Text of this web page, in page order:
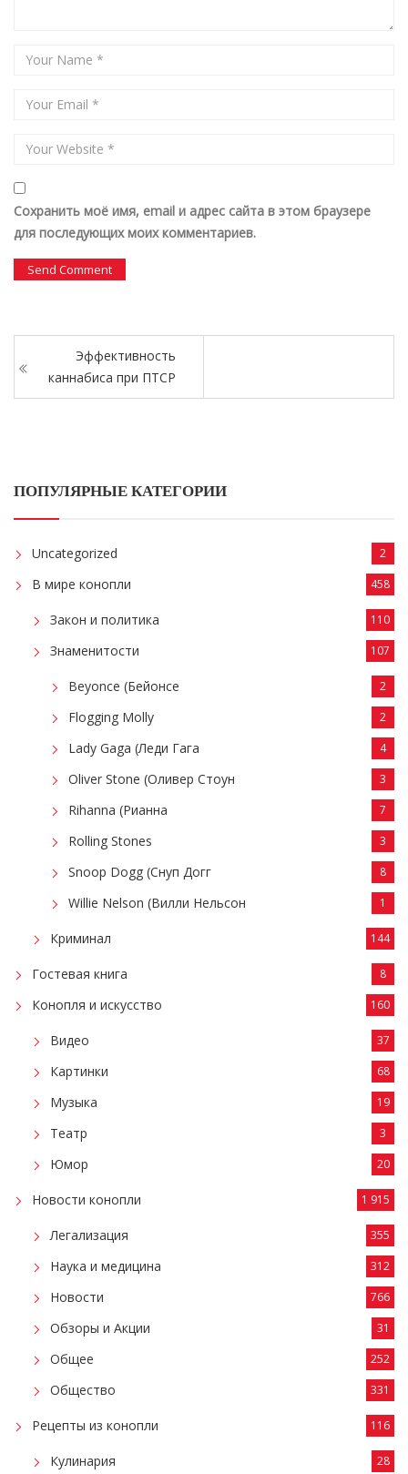
Сохранить моё имя, email и адрес сайта в этом браузере
для последующих моих комментариев.
Эффективность
каннабиса при ПТСР
ПОПУЛЯРНЫЕ КАТЕГОРИИ
Uncategorized 2
В мире конопли 458
Закон и политика 110
Знаменитости 107
Beyonce (Бейонсе 2
Flogging Molly 2
Lady Gaga (Леди Гага 4
Oliver Stone (Оливер Стоун 3
Rihanna (Рианна 7
Rolling Stones 3
Snoop Dogg (Снуп Догг 8
Willie Nelson (Вилли Нельсон 1
Криминал 144
Гостевая книга 8
Конопля и искусство 160
Видео 37
Картинки 68
Музыка 19
Театр 3
Юмор 20
Новости конопли 1 915
Легализация 355
Наука и медицина 312
Новости 766
Обзоры и Акции 31
Общее 252
Общество 331
Рецепты из конопли 116
Кулинария 28